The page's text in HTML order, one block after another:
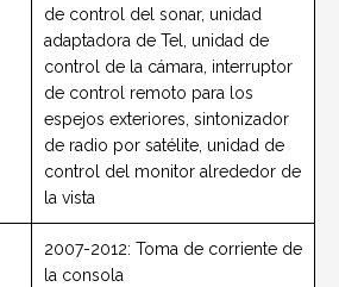
de control del sonar, unidad
adaptadora de Tel, unidad de
control de la cámara, interruptor
de control remoto para los
espejos exteriores, sintonizador
de radio por satélite, unidad de
control del monitor alrededor de
la vista
2007-2012: Toma de corriente de
la consola